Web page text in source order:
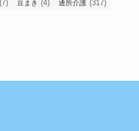
(7) 豆まき (4) 通所介護 (317)